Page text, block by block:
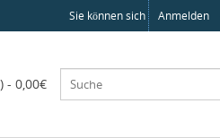
Sie können sich Anmelden
- 0,00€